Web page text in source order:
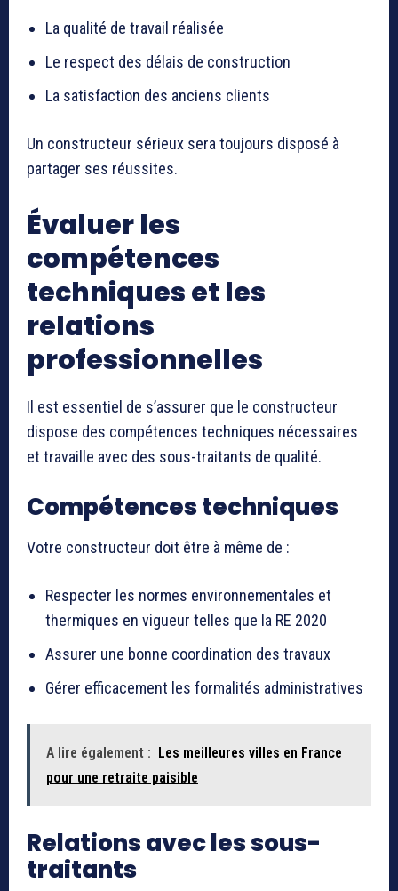
La qualité de travail réalisée
Le respect des délais de construction
La satisfaction des anciens clients
Un constructeur sérieux sera toujours disposé à
partager ses réussites.
Évaluer les
compétences
techniques et les
relations
professionnelles
Il est essentiel de s’assurer que le constructeur
dispose des compétences techniques nécessaires
et travaille avec des sous-traitants de qualité.
Compétences techniques
Votre constructeur doit être à même de :
Respecter les normes environnementales et
thermiques en vigueur telles que la RE 2020
Assurer une bonne coordination des travaux
Gérer efficacement les formalités administratives
A lire également : Les meilleures villes en France
pour une retraite paisible
Relations avec les sous-
traitants